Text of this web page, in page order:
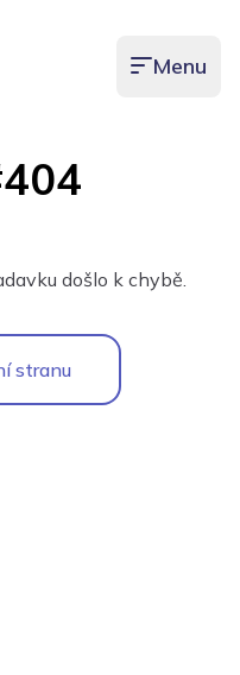
Otevřít
Menu
došlo k chybě.
stranu